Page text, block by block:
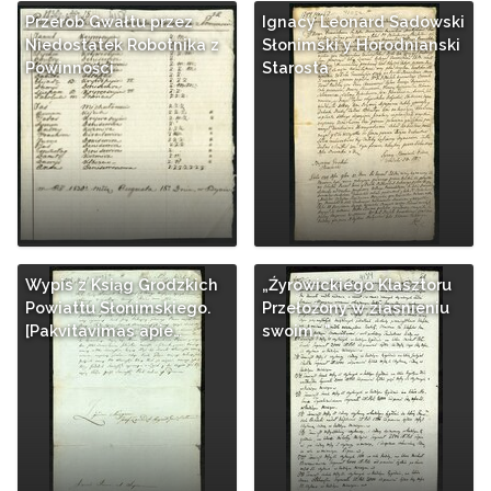
Przerob Gwałtu przez
Niedostatek Robotnika z
Powinności
Ignacy Leonard Sadowski
Słonimski y Horodnianski
Starosta
Wypis z Ksiąg Grodzkich
Powiattu Słonimskiego.
[Pakvitavimas apie…
„Źyrowickiego Klasztoru
Przełoźony w ziasnieniu
swoim...". …